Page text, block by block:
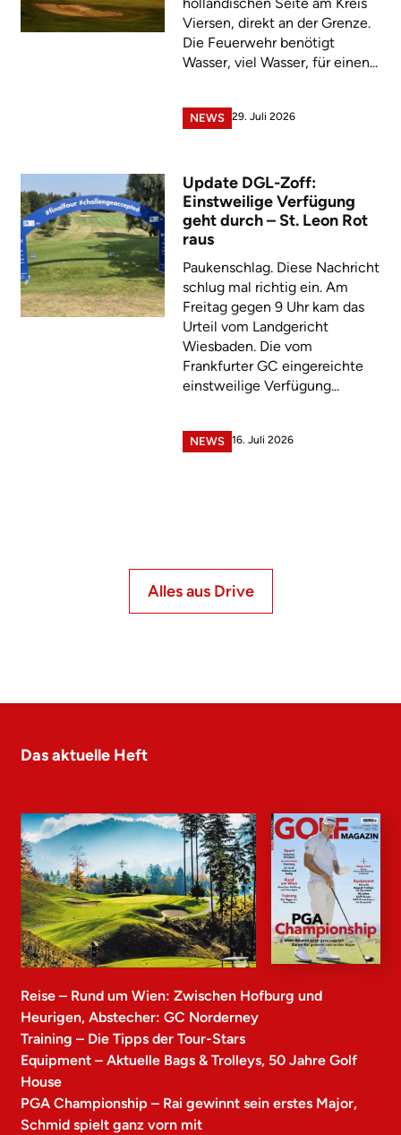
Viersen, direkt an der Grenze.
Die Feuerwehr benötigt
Wasser, viel Wasser, für einen...
NEWS 29. Juli 2026
Update DGL-Zoff:
Einstweilige Verfügung
geht durch – St. Leon Rot
raus
Paukenschlag. Diese Nachricht
schlug mal richtig ein. Am
Freitag gegen 9 Uhr kam das
Urteil vom Landgericht
Wiesbaden. Die vom
Frankfurter GC eingereichte
einstweilige Verfügung...
NEWS 16. Juli 2026
Alles aus Drive
Das aktuelle Heft
Reise – Rund um Wien: Zwischen Hofburg und
Heurigen, Abstecher: GC Norderney
Training – Die Tipps der Tour-Stars
Equipment – Aktuelle Bags & Trolleys, 50 Jahre Golf
House
PGA Championship – Rai gewinnt sein erstes Major,
Schmid spielt ganz vorn mit